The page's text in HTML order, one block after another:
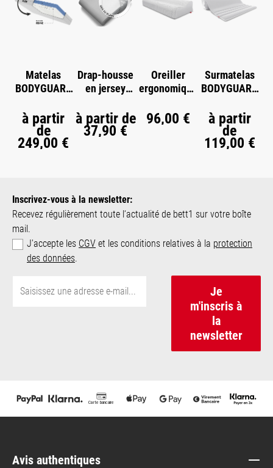
Matelas
BODYGUARD
à partir
de
249,00 €
Drap-housse
en jersey
®
à partir de
37,90 €
Oreiller
ergonomique
®
96,00 €
Surmatelas
BODYGUARD
à partir
de
119,00 €
Inscrivez-vous à la newsletter:
Recevez régulièrement toute l‘actualité de bett1 sur votre boîte
mail.
J'accepte les CGV et les conditions relatives à la protection
des données.
Je
m'inscris à
la
newsletter
Avis authentiques